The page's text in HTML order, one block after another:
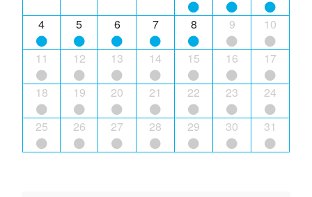
4 5 6 7 8 9 10
11 12 13 14 15 16 17
18 19 20 21 22 23 24
25 26 27 28 29 30 31